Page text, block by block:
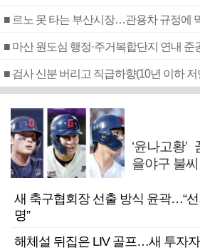
■ 르노 못 타는 부산시장…관용차 규정에
■ 마산 원도심 행정·주거복합단지 연내 준
‘윤나고황
을야구 불
새 축구협회장 선출 방식 윤곽…“
명”
해체설 뒤집은 LIV 골프…새 투자자